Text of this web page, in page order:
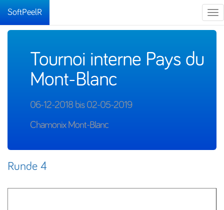
SoftPeelR
Tournoi interne Pays du
Mont-Blanc
06-12-2018 bis 02-05-2019
Chamonix Mont-Blanc
Runde 4